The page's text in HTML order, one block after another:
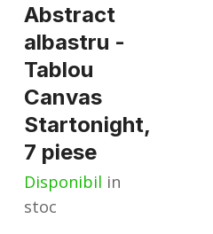
Abstract
albastru -
Tablou
Canvas
Startonight,
7 piese
Disponibil in
stoc